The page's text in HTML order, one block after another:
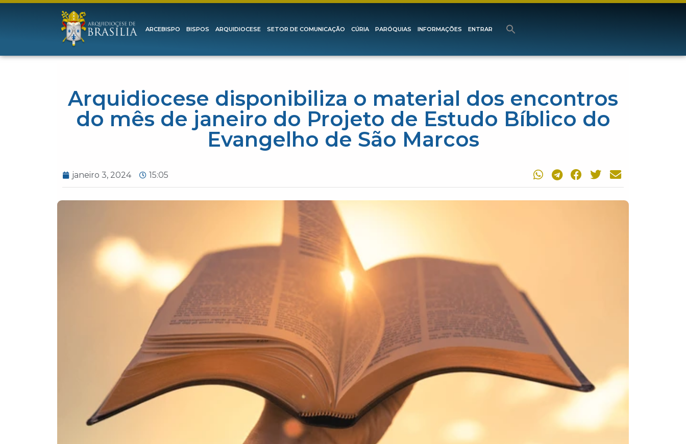
ARCEBISPO BISPOS ARQUIDIOCESE SETOR DE COMUNICAÇÃO CÚRIA PARÓQUIAS INFORMAÇÕES ENTRAR
Arquidiocese disponibiliza o material dos encontros
do mês de janeiro do Projeto de Estudo Bíblico do
Evangelho de São Marcos
janeiro 3, 2024 15:05